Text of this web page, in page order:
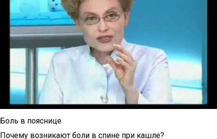
Боль в пояснице
Почему возникают боли в спине при кашле?